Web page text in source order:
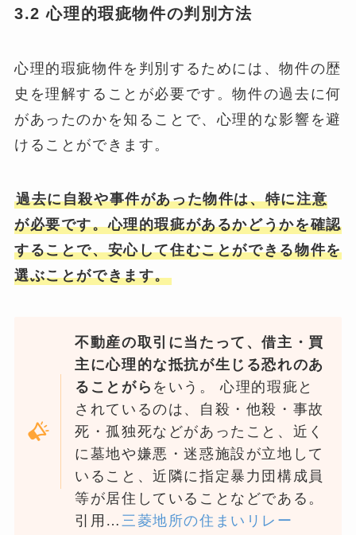
3.2 心理的瑕疵物件の判別方法
心理的瑕疵物件を判別するためには、物件の歴
史を理解することが必要です。物件の過去に何
があったのかを知ることで、心理的な影響を避
けることができます。
過去に自殺や事件があった物件は、特に注意
が必要です。心理的瑕疵があるかどうかを確認
することで、安心して住むことができる物件を
選ぶことができます。
不動産の取引に当たって、借主・買
主に心理的な抵抗が生じる恐れのあ
ることがら をいう。 心理的瑕疵と
されているのは、自殺・他殺・事故
死・孤独死などがあったこと、近く
に墓地や嫌悪・迷惑施設が立地して
いること、近隣に指定暴力団構成員
等が居住していることなどである。
引用… 三菱地所の住まいリレー